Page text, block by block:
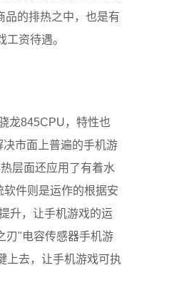
品的排热之中，也是有
资待遇。
龙845CPU，特性也
决市面 上普遍的手机游
层面还应用了有着水
件则是运作的根据安
升，让手机游戏的运
刃"电容传感器手机游
上去，让手机游戏可执